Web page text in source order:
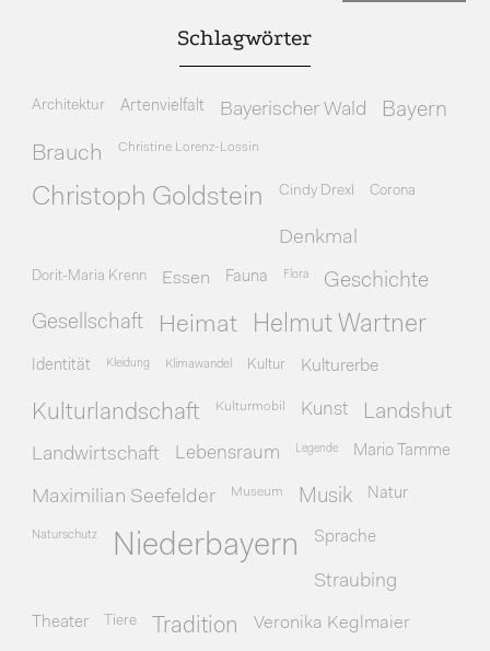
Schlagwörter
Architektur Artenvielfalt Bayerischer Wald Bayern
Brauch Christine Lorenz-Lossin
Christoph Goldstein Cindy Drexl Corona
Denkmal
Dorit-Maria Krenn Essen Fauna Flora Geschichte
Gesellschaft Heimat Helmut Wartner
Identität Kleidung Klimawandel Kultur Kulturerbe
Kulturlandschaft Kulturmobil Kunst Landshut
Landwirtschaft Lebensraum Legende Mario Tamme
Maximilian Seefelder Museum Musik Natur
Naturschutz Niederbayern Sprache
Straubing
Theater Tiere Tradition Veronika Keglmaier